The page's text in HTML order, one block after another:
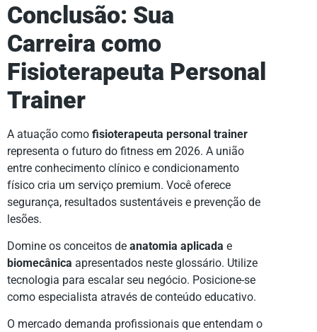
Conclusão: Sua
Carreira como
Fisioterapeuta Personal
Trainer
A atuação como fisioterapeuta personal trainer
representa o futuro do fitness em 2026. A união
entre conhecimento clínico e condicionamento
físico cria um serviço premium. Você oferece
segurança, resultados sustentáveis e prevenção de
lesões.
Domine os conceitos de anatomia aplicada e
biomecânica apresentados neste glossário. Utilize
tecnologia para escalar seu negócio. Posicione-se
como especialista através de conteúdo educativo.
O mercado demanda profissionais que entendam o